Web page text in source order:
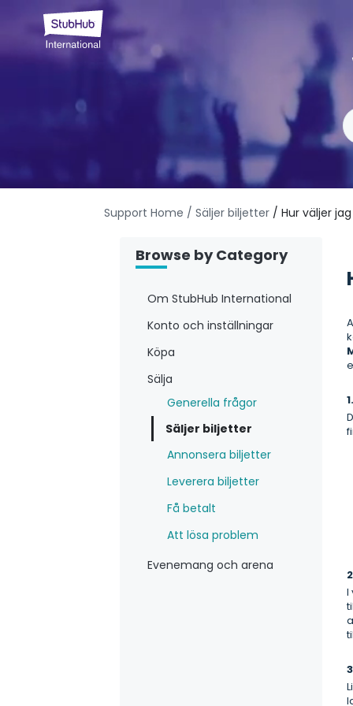
Support Home / Säljer biljetter / Hur väljer
Browse by Category
Om StubHub International
Konto och inställningar
Köpa
Sälja
Generella frågor
Säljer biljetter
Annonsera biljetter
Leverera biljetter
Få betalt
Att lösa problem
Evenemang och arena
I